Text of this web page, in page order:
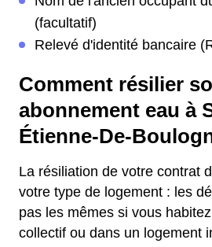
(facultatif)
Relevé d'identité bancaire
Comment résilier
abonnement eau à
Étienne-De-
La résiliation de votre contrat
votre type de logement : les
pas les mêmes si vous
collectif ou dans un logement